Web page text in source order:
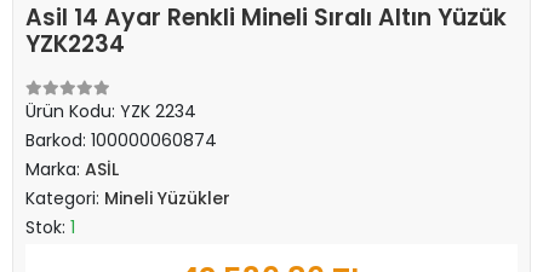
Asil 14 Ayar Renkli Mineli Sıralı Altın Yüzük
YZK2234
Ürün Kodu: YZK 2234
Barkod: 100000060874
Marka: ASİL
Kategori: Mineli Yüzükler
Stok: 1